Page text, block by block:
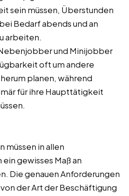
sein müssen, Überstunden
Bedarf abends und an
arbeiten.
und Minijobber
oft um andere
planen, während
für ihre Haupttätigkeit
müssen in allen
gewisses Maß an
Die genauen Anforderungen
der Art der Beschäftigung